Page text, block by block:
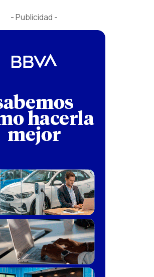
- Publicidad -